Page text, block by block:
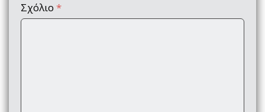
Σχόλιο *